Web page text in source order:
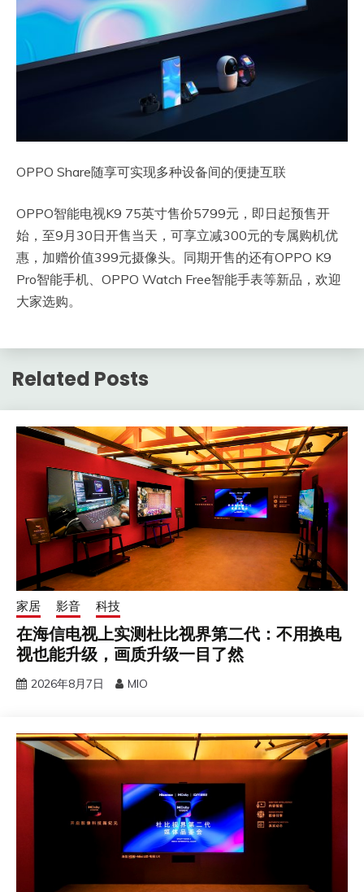
OPPO Share随享可实现多种设备间的便捷互联
OPPO智能电视K9 75英寸售价5799元，即日起预售开
始，至9月30日开售当天，可享立减300元的专属购机优
惠，加赠价值399元摄像头。同期开售的还有OPPO K9
Pro智能手机、OPPO Watch Free智能手表等新品，欢迎
大家选购。
Related Posts
家居 影音 科技
在海信电视上实测杜比视界第二代：不用换电
视也能升级，画质升级一目了然
2026年8月7日 MIO